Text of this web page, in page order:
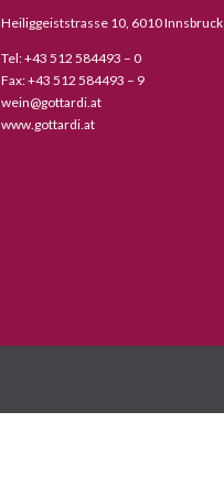
Heiliggeiststrasse 10, 6010 Innsbruck
Tel: +43 512 584493 – 0
Fax: +43 512 584493 – 9
wein@gottardi.at
www.gottardi.at